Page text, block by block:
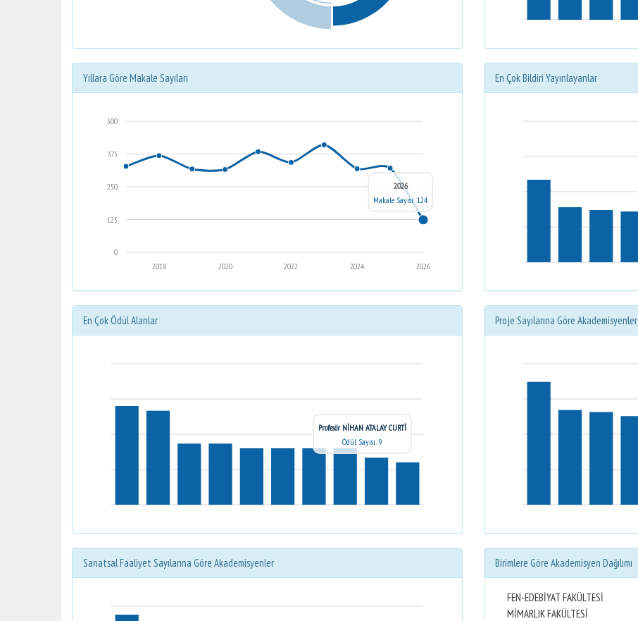
Yıllara Göre Makale Sayıları
0
125
250
375
500
2026
2024
2022
2020
2018
2026
Makale Sayısı: 124
En Çok Bildiri Yayınlayanlar
En Çok Ödül Alanlar
Profesör NİHAN ATALAY CURTİ
Ödül Sayısı: 9
Proje Sayılarına Göre Akademisyenler
Sanatsal Faaliyet Sayılarına Göre Akademisyenler Birimlere Göre Akademisyen Dağılımı
FEN-EDEBİYAT FAKÜLTESİ
MİMARLIK FAKÜLTESİ